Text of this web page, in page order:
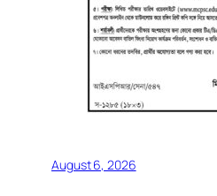
August 6, 2026